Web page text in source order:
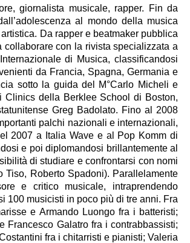
giornalista musicale, rapper. Fin da
al mondo della musica
Da rapper e beatmaker pubblica
collaborare con la rivista specializzata a
di Musica, classificandosi
da Francia, Spagna, Germania e
sotto la guida del M°Carlo Micheli e
Clinics della Berklee School di Boston,
Greg Badolato. Fino al 2008
palchi nazionali e internazionali,
2007 a Italia Wave e al Pop Komm di
e poi diplomandosi brillantemente al
di studiare e confrontarsi con nomi
Roberto Spadoni). Parallelamente
e critico musicale, intraprendendo
100 musicisti in poco più di tre anni. Fra
e Armando Luongo fra i batteristi;
Francesco Galatro fra i contrabbassisti;
fra i chitarristi e pianisti; Valeria